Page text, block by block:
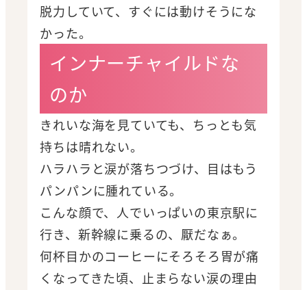
脱力していて、すぐには動けそうにな
かった。
インナーチャイルドな
のか
きれいな海を見ていても、ちっとも気
持ちは晴れない。
ハラハラと涙が落ちつづけ、目はもう
パンパンに腫れている。
こんな顔で、人でいっぱいの東京駅に
行き、新幹線に乗るの、厭だなぁ。
何杯目かのコーヒーにそろそろ胃が痛
くなってきた頃、止まらない涙の理由